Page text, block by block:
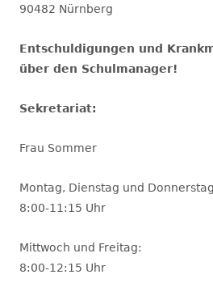
90482 Nürnberg
Entschuldigungen und
über den Schulmanager!
Sekretariat:
Frau Sommer
Montag, Dienstag und
8:00-11:15 Uhr
Mittwoch und Freitag:
8:00-12:15 Uhr